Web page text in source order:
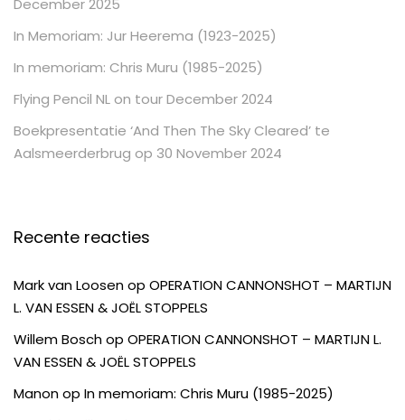
December 2025
In Memoriam: Jur Heerema (1923-2025)
In memoriam: Chris Muru (1985-2025)
Flying Pencil NL on tour December 2024
Boekpresentatie ‘And Then The Sky Cleared’ te
Aalsmeerderbrug op 30 November 2024
Recente reacties
Mark van Loosenop OPERATION CANNONSHOT – MARTIJN
L. VAN ESSEN & JOËL STOPPELS
Willem Boschop OPERATION CANNONSHOT – MARTIJN L.
VAN ESSEN & JOËL STOPPELS
Manonop In memoriam: Chris Muru (1985-2025)